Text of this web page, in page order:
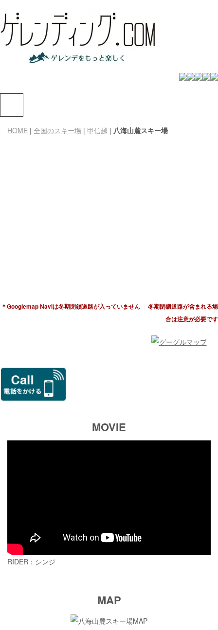
HOME | 全国のスキー場 | 甲信越 | 八海山麓スキー場
＊Googlemap Naviは冬期閉鎖道路が入っていません
冬期閉鎖道路が含まれる場
合は注意が必要です
MOVIE
RIDER：シンジ
MAP